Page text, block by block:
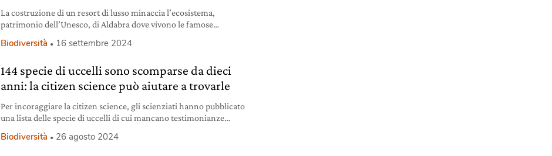
La costruzione di un resort di lusso minaccia l’ecosistema,
patrimonio dell’Unesco, di Aldabra dove vivono le famose
Biodiversità 16 settembre 2024
144 specie di uccelli sono scomparse da dieci
anni: la citizen science può aiutare a trovarle
Per incoraggiare la citizen science, gli scienziati hanno pubblicato
una lista delle specie di uccelli di cui mancano testimonianze
Biodiversità 26 agosto 2024